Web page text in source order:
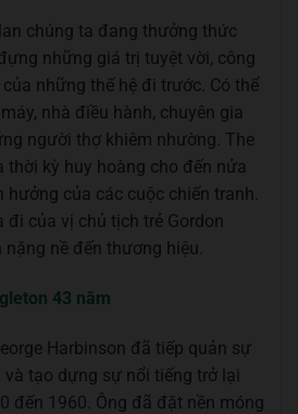
chúng ta đang thưởng thức
những giá trị tuyệt vời, công
những thế hệ đi trước. Có thể
nhà điều hành, chuyên gia
người thợ khiêm nhường. The
thời kỳ huy hoàng cho đến nửa
hưởng của các cuộc chiến tranh.
đi của vị chủ tịch trẻ Gordon
nề đến thương hiệu.
43 năm
Harbinson đã tiếp quản sự
tạo dựng sự nổi tiếng trở lại
đến 1960. Ông đã đặt nền móng